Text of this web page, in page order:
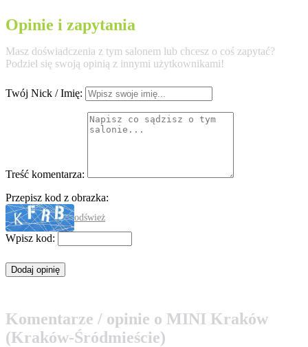
Opinie i zapytania
Masz doświadczenia z tym salonem lub chcesz o coś zapytać?
Podziel się swoją opinią z innymi użytkownikami!
Twój Nick / Imię:
Treść komentarza:
Przepisz kod z obrazka:
odśwież
Wpisz kod:
Komentarze / opinie o MINI Kraków
(Kraków-Śródmieście)